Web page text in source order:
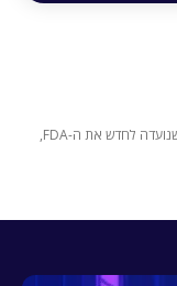
אֵלְזָה, הבינה המלאכותית שנועדה לחדש את ה-FDA,